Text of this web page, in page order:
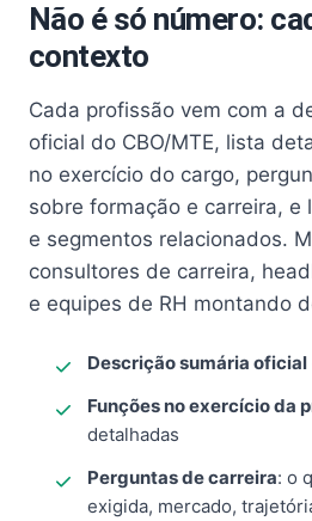
Não é só número:
contexto
Cada profissão vem com a
oficial do CBO/MTE, lista
no exercício do cargo,
sobre formação e carreira, e
e segmentos relacionados.
consultores de carreira,
e equipes de RH montando
Descrição sumária oficial
Funções no exercício da
detalhadas
Perguntas de carreira: o
exigida, mercado,